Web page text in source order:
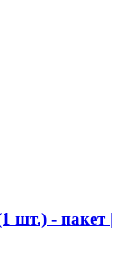
шт.) - пакет |